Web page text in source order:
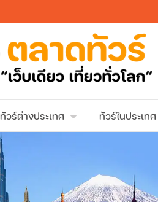
ทัวร์ต่างประเทศ ทัวร์ในประเทศ